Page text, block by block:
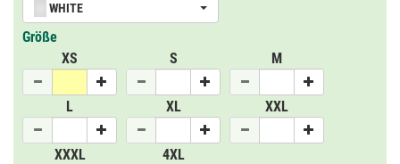
WHITE
Größe
XS
S M
L XL XXL
XXXL 4XL